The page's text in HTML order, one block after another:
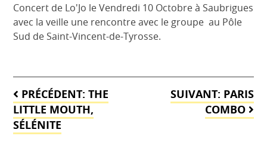
Concert de Lo'Jo le Vendredi 10 Octobre à Saubrigues
avec la veille une rencontre avec le groupe au Pôle
Sud de Saint-Vincent-de-Tyrosse.
Navigation
de
l’article
PRÉCÉDENT: THE
LITTLE MOUTH,
SÉLÉNITE
SUIVANT: PARIS
COMBO